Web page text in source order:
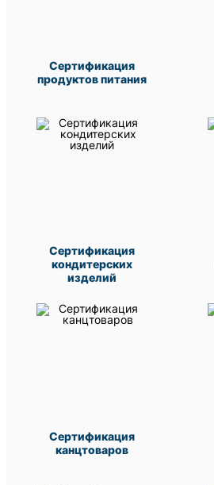
Сертификация
продуктов питания
Сертификация
кондитерских
изделий
Сертификация
канцтоваров